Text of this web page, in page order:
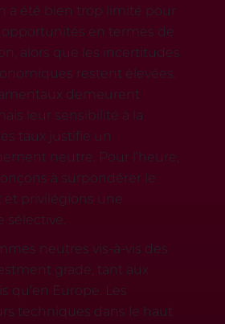
a été bien trop limité pour
opportunités en termes de
alors que les incertitudes
restent élevées.
demeurent
leur sensibilité à la
taux justifie un
neutre. Pour l’heure,
à surpondérer le
et privilégions une
sélective.
neutres vis-à-vis des
grade, tant aux
qu’en Europe. Les
techniques dans le haut